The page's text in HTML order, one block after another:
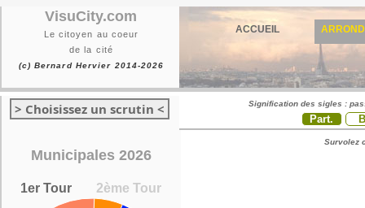
VisuCity.com
Le citoyen au coeur
de la cité
(c) Bernard Hervier 2014-2026
ACCUEIL
> Choisissez un scrutin <
Municipales 2026
1er Tour 2ème Tour
Signification des sigles :
Part.
Survolez